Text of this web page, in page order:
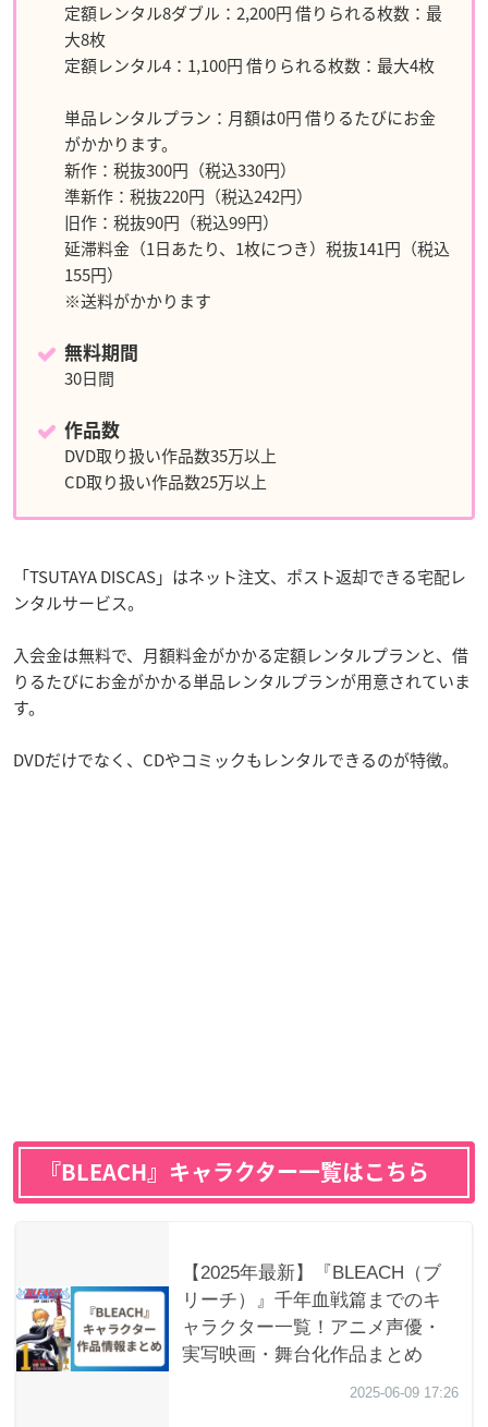
定額レンタル8ダブル：2,200円 借りられる枚数：最
大8枚
定額レンタル4：1,100円 借りられる枚数：最大4枚
単品レンタルプラン：月額は0円 借りるたびにお金
がかかります。
新作：税抜300円（税込330円）
準新作：税抜220円（税込242円）
旧作：税抜90円（税込99円）
延滞料金（1日あたり、1枚につき）税抜141円（税込
155円）
※送料がかかります
無料期間
30日間
作品数
DVD取り扱い作品数35万以上
CD取り扱い作品数25万以上
「TSUTAYA DISCAS」はネット注文、ポスト返却できる宅配レ
ンタルサービス。
入会金は無料で、月額料金がかかる定額レンタルプランと、借
りるたびにお金がかかる単品レンタルプランが用意されていま
す。
DVDだけでなく、CDやコミックもレンタルできるのが特徴。
『BLEACH』キャラクター一覧はこちら